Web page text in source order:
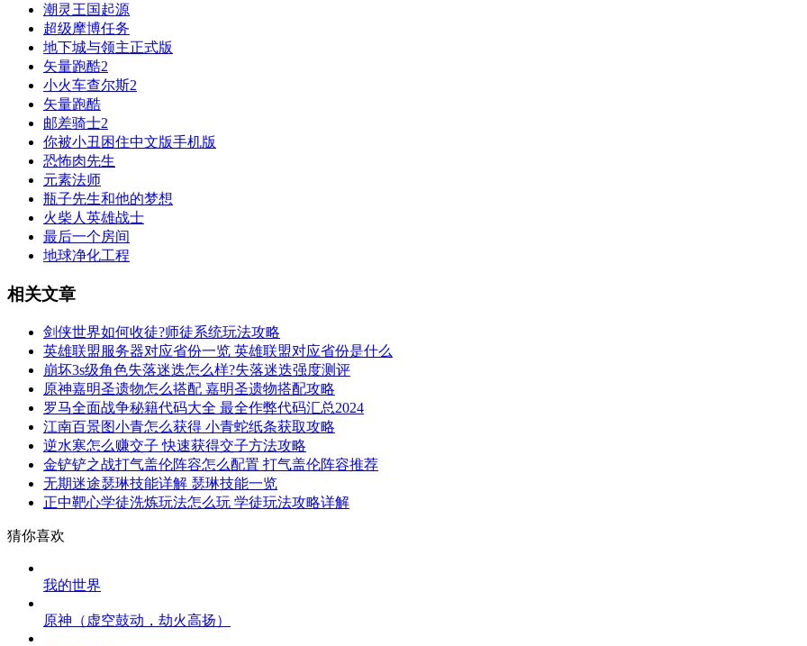
潮灵王国起源
超级摩博任务
地下城与领主正式版
矢量跑酷2
小火车查尔斯2
矢量跑酷
邮差骑士2
你被小丑困住中文版手机版
恐怖肉先生
元素法师
瓶子先生和他的梦想
火柴人英雄战士
最后一个房间
地球净化工程
相关文章
剑侠世界如何收徒?师徒系统玩法攻略
英雄联盟服务器对应省份一览 英雄联盟对应省份是什么
崩坏3s级角色失落迷迭怎么样?失落迷迭强度测评
原神嘉明圣遗物怎么搭配 嘉明圣遗物搭配攻略
罗马全面战争秘籍代码大全 最全作弊代码汇总2024
江南百景图小青怎么获得 小青蛇纸条获取攻略
逆水寒怎么赚交子 快速获得交子方法攻略
金铲铲之战打气盖伦阵容怎么配置 打气盖伦阵容推荐
无期迷途瑟琳技能详解 瑟琳技能一览
正中靶心学徒洗炼玩法怎么玩 学徒玩法攻略详解
猜你喜欢
我的世界
原神（虚空鼓动，劫火高扬）